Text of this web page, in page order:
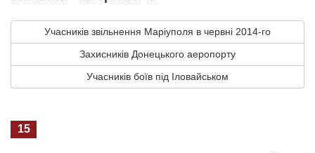
Учасників звільнення Маріуполя в червні 2014-го
Захисників Донецького аеропорту
Учасників боїв під Іловайськом
15